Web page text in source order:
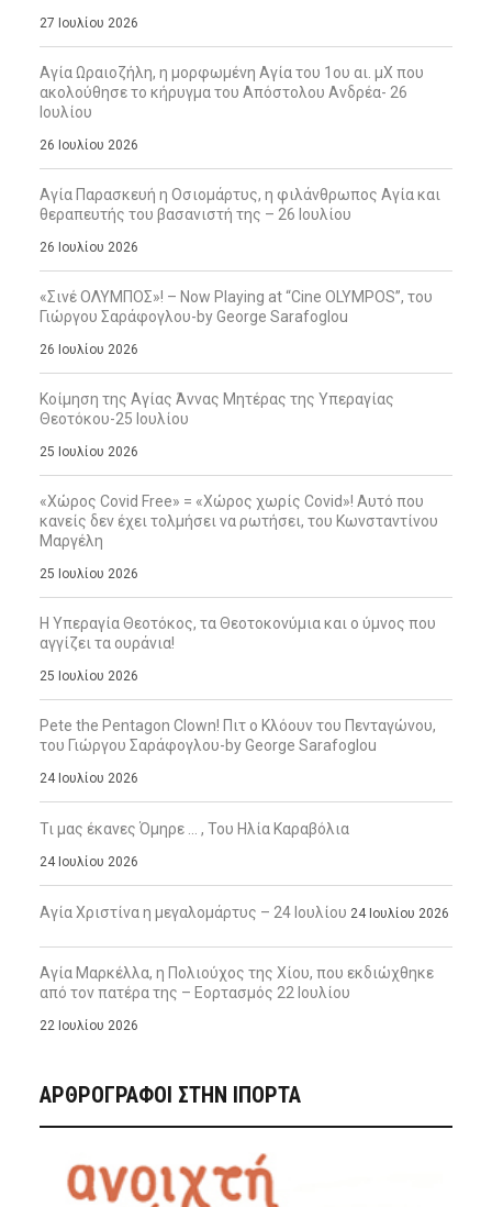
27 Ιουλίου 2026
Αγία Ωραιοζήλη, η μορφωμένη Αγία του 1ου αι. μΧ που
ακολούθησε το κήρυγμα του Απόστολου Ανδρέα- 26
Ιουλίου
26 Ιουλίου 2026
Αγία Παρασκευή η Οσιομάρτυς, η φιλάνθρωπος Αγία και
θεραπευτής του βασανιστή της – 26 Ιουλίου
26 Ιουλίου 2026
«Σινέ ΟΛΥΜΠΟΣ»! – Now Playing at “Cine OLYMPOS”, του
Γιώργου Σαράφογλου-by George Sarafoglou
26 Ιουλίου 2026
Κοίμηση της Αγίας Άννας Μητέρας της Υπεραγίας
Θεοτόκου-25 Ιουλίου
25 Ιουλίου 2026
«Χώρος Covid Free» = «Χώρος χωρίς Covid»! Αυτό που
κανείς δεν έχει τολμήσει να ρωτήσει, του Κωνσταντίνου
Μαργέλη
25 Ιουλίου 2026
Η Υπεραγία Θεοτόκος, τα Θεοτοκονύμια και ο ύμνος που
αγγίζει τα ουράνια!
25 Ιουλίου 2026
Pete the Pentagon Clown! Πιτ ο Κλόουν του Πενταγώνου,
του Γιώργου Σαράφογλου-by George Sarafoglou
24 Ιουλίου 2026
Τι μας έκανες Όμηρε … , Του Ηλία Καραβόλια
24 Ιουλίου 2026
Αγία Χριστίνα η μεγαλομάρτυς – 24 Ιουλίου 24 Ιουλίου 2026
Αγία Μαρκέλλα, η Πολιούχος της Χίου, που εκδιώχθηκε
από τον πατέρα της – Εορτασμός 22 Ιουλίου
22 Ιουλίου 2026
ΑΡΘΡΟΓΡΑΦΟΙ ΣΤΗΝ IΠΟΡΤΑ